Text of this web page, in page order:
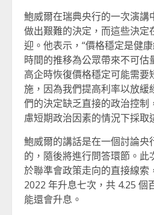
鮑威爾在瑞典央行的一次演講
做出艱難的決定，而這些決定
迎。他表示，“價格穩定是健
時間的推移為公眾帶來不可估
高企時恢復價格穩定可能需要
施，因為我們提高利率以放緩
們的決定缺乏直接的政治控制
慮短期政治因素的情況下採取
鮑威爾的講話是在一個討論央
的，隨後將進行問答環節。此
於聯準會政策走向的直接線索
2022 年升息七次，共 4.25 個
能還會升息。